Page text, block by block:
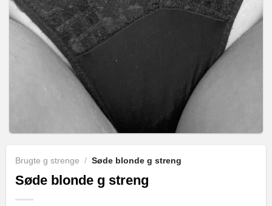
Brugte g strenge / Søde blonde g streng
Søde blonde g streng